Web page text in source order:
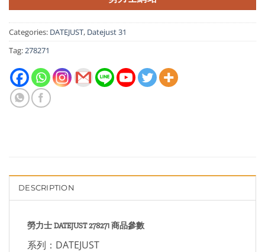
Categories: DATEJUST, Datejust 31
Tag:278271
DESCRIPTION
勞力士 DATEJUST 278271 商品參數
系列：DATEJUST